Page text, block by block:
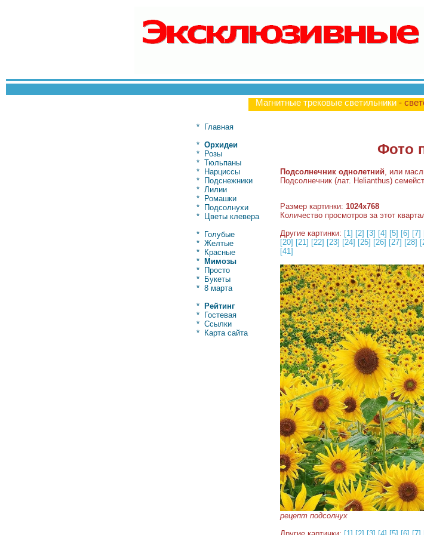
Магнитные трековые светильники -
*
Главная
* Орхидеи
*
Розы
* Тюльпаны
*
Нарциссы
*
Подснежники
* Лилии
*
Ромашки
*
Подсолнухи
*
Цветы клевера
*
Голубые
* Желтые
*
Красные
*
Мимозы
*
Просто
*
Букеты
* 8 марта
*
Рейтинг
*
Гостевая
* Ссылки
*
Карта сайта
Фото
Подсолнечник однолетний, или
Подсолнечник (лат. Helianthus)
Размер картинки: 1024x768
Количество просмотров за этот
Другие картинки: [1] [2] [3] [4] [5] [6] [7]
[20] [21] [22] [23] [24] [25] [26] [27] [28]
[41]
рецепт подсолнух